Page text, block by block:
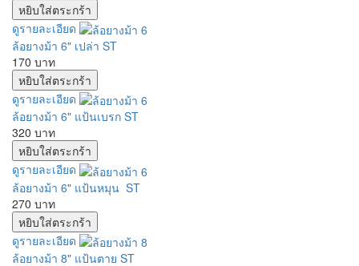
ดูรายละเอียด
ล้อยางม้า 6" เปล่า ST
170 บาท
ดูรายละเอียด
ล้อยางม้า 6" แป้นเบรก ST
320 บาท
ดูรายละเอียด
ล้อยางม้า 6" แป้นหมุน ST
270 บาท
ดูรายละเอียด
ล้อยางม้า 8" แป้นตาย ST